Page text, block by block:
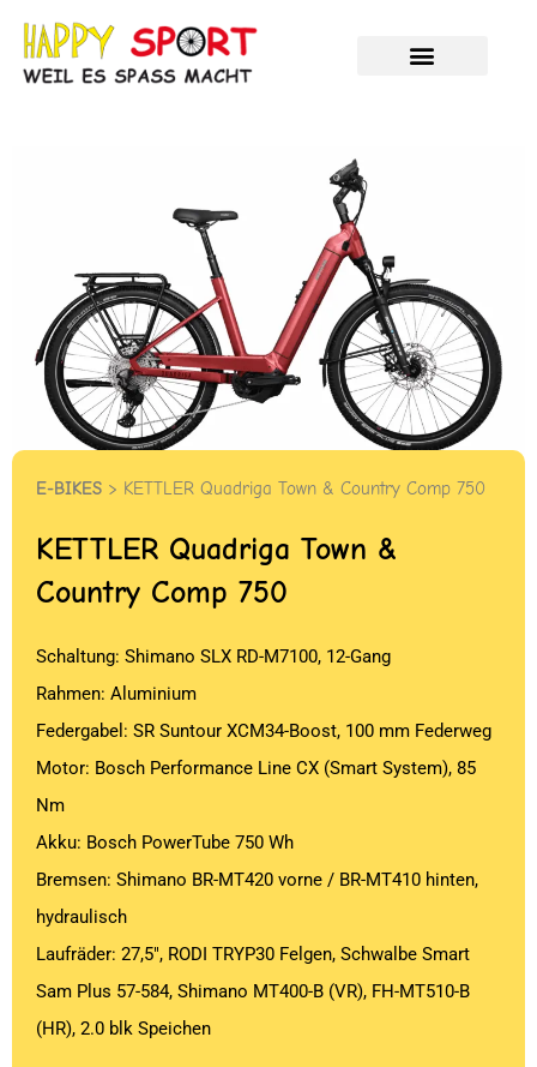
Inhalt
springen
E-BIKES > KETTLER Quadriga Town & Country Comp 750
KETTLER Quadriga Town &
Country Comp 750
Schaltung: Shimano SLX RD-M7100, 12-Gang
Rahmen: Aluminium
Federgabel: SR Suntour XCM34-Boost, 100 mm Federweg
Motor: Bosch Performance Line CX (Smart System), 85
Nm
Akku: Bosch PowerTube 750 Wh
Bremsen: Shimano BR-MT420 vorne / BR-MT410 hinten,
hydraulisch
Laufräder: 27,5″, RODI TRYP30 Felgen, Schwalbe Smart
Sam Plus 57-584, Shimano MT400-B (VR), FH-MT510-B
(HR), 2.0 blk Speichen